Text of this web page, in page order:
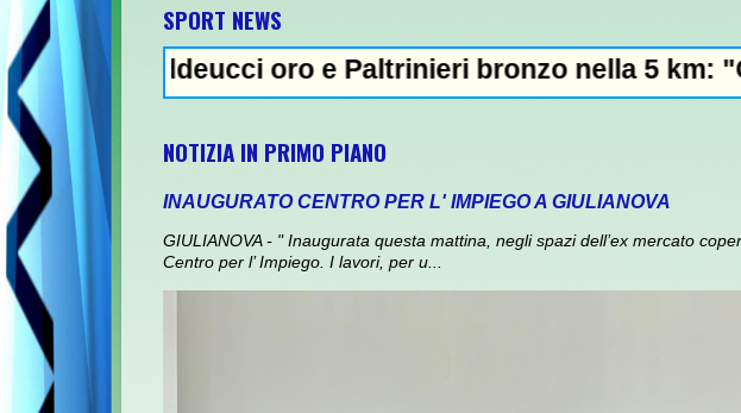
SPORT NEWS
oro e Paltrinieri bronzo nella 5 km: "Ora ci
NOTIZIA IN PRIMO PIANO
INAUGURATO CENTRO PER L' IMPIEGO A GIULIANOVA
GIULIANOVA - " Inaugurata questa mattina, negli spazi dell’ex mercato
Centro per l’ Impiego. I lavori, per u...